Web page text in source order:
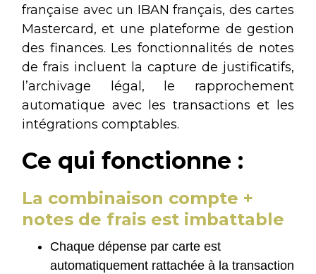
française avec un IBAN français, des cartes
Mastercard, et une plateforme de gestion
des finances. Les fonctionnalités de notes
de frais incluent la capture de justificatifs,
l’archivage légal, le rapprochement
automatique avec les transactions et les
intégrations comptables.
Ce qui fonctionne :
La combinaison compte +
notes de frais est imbattable
Chaque dépense par carte est
automatiquement rattachée à la transaction